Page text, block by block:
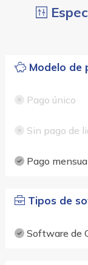
Modelo de
Pago único
Sin pago de
Pago
Tipos de
Software de